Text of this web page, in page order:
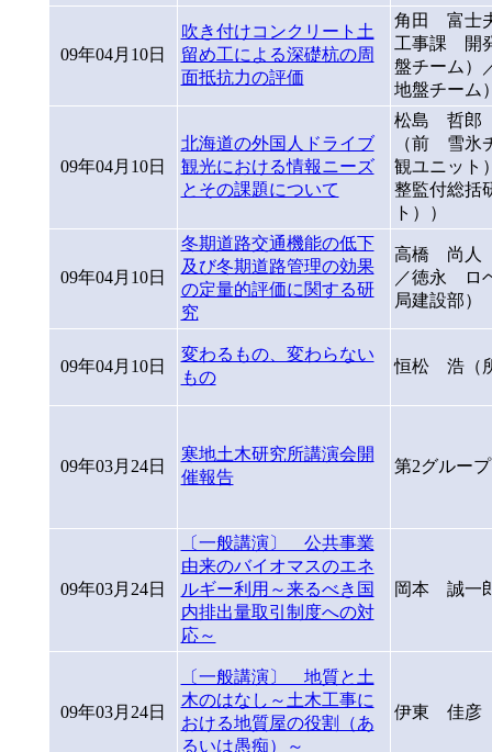
09年04月10日
吹き付けコンクリート土
留め工による深礎杭の周
面抵抗力の評価
角田 富士
工事課 開
盤チーム）
地盤チーム
09年04月10日
北海道の外国人ドライブ
観光における情報ニーズ
とその課題について
松島 哲郎
（前 雪氷
観ユニット
整監付総括
ト））
09年04月10日
冬期道路交通機能の低下
及び冬期道路管理の効果
の定量的評価に関する研
究
高橋 尚人
／徳永 ロ
局建設部）
09年04月10日
変わるもの、変わらない
もの
恒松 浩（
09年03月24日
寒地土木研究所講演会開
催報告
第2グルー
09年03月24日
〔一般講演〕 公共事業
由来のバイオマスのエネ
ルギー利用～来るべき国
内排出量取引制度への対
応～
岡本 誠一
09年03月24日
〔一般講演〕 地質と土
木のはなし～土木工事に
おける地質屋の役割（あ
るいは愚痴）～
伊東 佳彦